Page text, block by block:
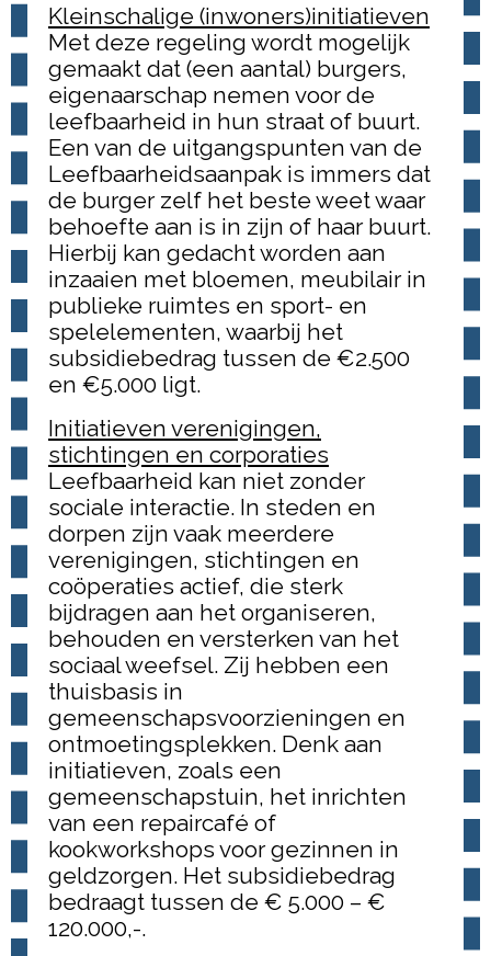
Kleinschalige (inwoners)initiatieven
Met deze regeling wordt mogelijk
gemaakt dat (een aantal) burgers,
eigenaarschap nemen voor de
leefbaarheid in hun straat of buurt.
Een van de uitgangspunten van de
Leefbaarheidsaanpak is immers dat
de burger zelf het beste weet waar
behoefte aan is in zijn of haar buurt.
Hierbij kan gedacht worden aan
inzaaien met bloemen, meubilair in
publieke ruimtes en sport- en
spelelementen, waarbij het
subsidiebedrag tussen de €2.500
en €5.000 ligt.
Initiatieven verenigingen,
stichtingen en corporaties
Leefbaarheid kan niet zonder
sociale interactie. In steden en
dorpen zijn vaak meerdere
verenigingen, stichtingen en
coöperaties actief, die sterk
bijdragen aan het organiseren,
behouden en versterken van het
sociaal weefsel. Zij hebben een
thuisbasis in
gemeenschapsvoorzieningen en
ontmoetingsplekken. Denk aan
initiatieven, zoals een
gemeenschapstuin, het inrichten
van een repaircafé of
kookworkshops voor gezinnen in
geldzorgen. Het subsidiebedrag
bedraagt tussen de € 5.000 – €
120.000,-.